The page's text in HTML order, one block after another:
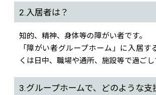
2.入居者は？
知的、精神、身体等の障がい者です。
「障がい者グループホーム」に入居す
くは日中、職場や通所、施設等で過ごし
3.グループホームで、どのような支